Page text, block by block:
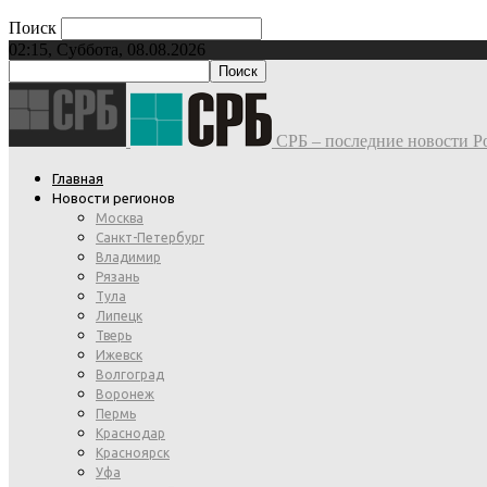
Поиск
02:15, Суббота, 08.08.2026
СРБ – последние новости
Главная
Новости регионов
Москва
Санкт-Петербург
Владимир
Рязань
Тула
Липецк
Тверь
Ижевск
Волгоград
Воронеж
Пермь
Краснодар
Красноярск
Уфа